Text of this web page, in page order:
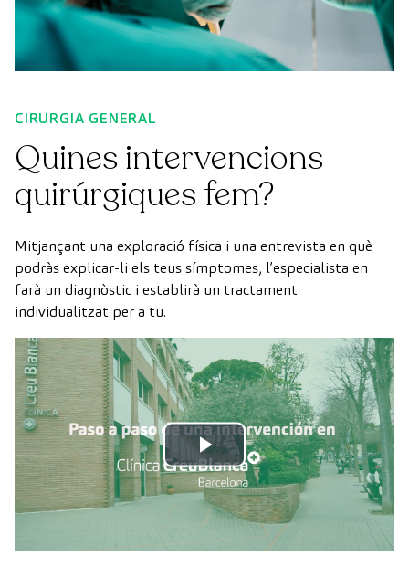
CIRURGIA GENERAL
Quines intervencions
quirúrgiques fem?
Mitjançant una exploració física i una entrevista en què
podràs explicar-li els teus símptomes, l’especialista en
farà un diagnòstic i establirà un tractament
individualitzat per a tu.
Play
Video